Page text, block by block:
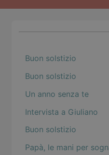
Buon solstizio
Buon solstizio
Un anno senza te
Intervista a Giuliano
Buon solstizio
Papà, le mani per